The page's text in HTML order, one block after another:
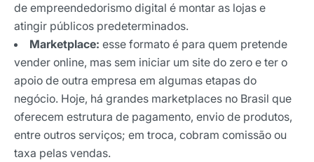
de empreendedorismo digital é montar as lojas e
atingir públicos predeterminados.
Marketplace: esse formato é para quem pretende
vender online, mas sem iniciar um site do zero e ter o
apoio de outra empresa em algumas etapas do
negócio. Hoje, há grandes marketplaces no Brasil que
oferecem estrutura de pagamento, envio de produtos,
entre outros serviços; em troca, cobram comissão ou
taxa pelas vendas.